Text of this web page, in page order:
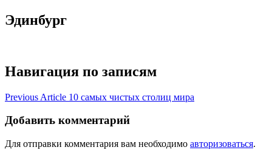
Эдинбург
Навигация по записям
Previous Article 10 самых чистых столиц мира
Добавить комментарий
Для отправки комментария вам необходимо авторизоваться.